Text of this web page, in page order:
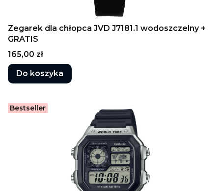
Zegarek dla chłopca JVD J7181.1 wodoszczelny +
GRATIS
Cena
165,00 zł
Do koszyka
Bestseller